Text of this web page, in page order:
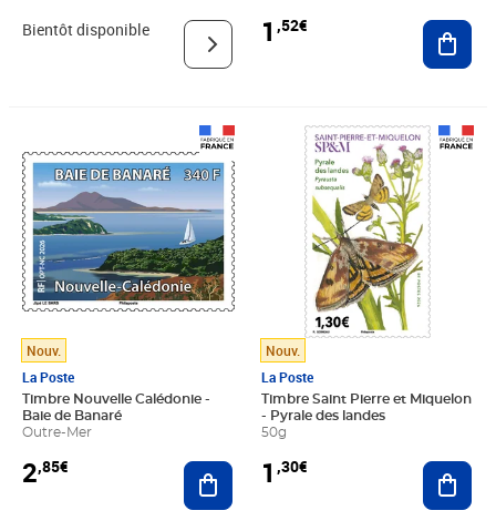
Bientôt disponible 1 ,52€
Nouv.
La Poste
Timbre Nouvelle Calédonie -
Baie de Banaré
Outre-Mer
2,85€ Ajouter au panier
Nouv.
La Poste
Timbre Saint Pierre et Miquelon
- Pyrale des landes
50g
1 ,30€
Prix 1,30€